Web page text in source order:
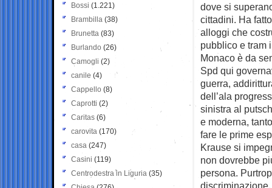
dove si
cittadini. Ha
alloggi che
pubblico e tram
Monaco è da
Spd qui
guerra,
dell’ala
sinistra al
e moderna,
fare le prime
Krause si
non dovrebbe
persona.
Bossi (1.221)
Brambilla (38)
Brunetta (83)
Burlando (26)
Camogli (2)
canile (4)
Cappello (8)
Caprotti (2)
Caritas (6)
carovita (170)
casa (247)
Casini (119)
Centrodestra in Liguria (35)